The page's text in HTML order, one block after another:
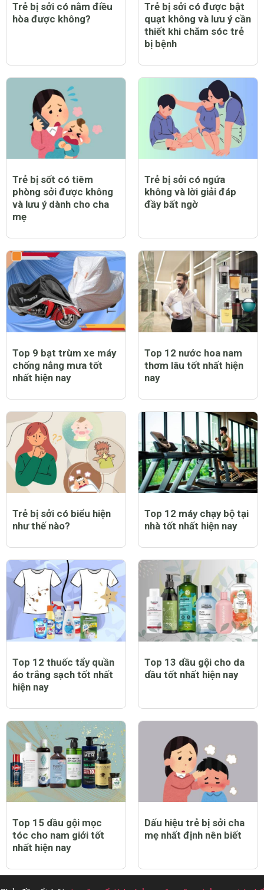
Trẻ bị sởi có nằm điều
hòa được không?
Trẻ bị sởi có được bật
quạt không và lưu ý cần
thiết khi chăm sóc trẻ
bị bệnh
Trẻ bị sốt có tiêm
phòng sởi được không
và lưu ý dành cho cha
mẹ
Trẻ bị sởi có ngứa
không và lời giải đáp
đầy bất ngờ
Top 9 bạt trùm xe máy
chống nắng mưa tốt
nhất hiện nay
Top 12 nước hoa nam
thơm lâu tốt nhất hiện
nay
Trẻ bị sởi có biểu hiện
như thế nào?
Top 12 máy chạy bộ tại
nhà tốt nhất hiện nay
Top 12 thuốc tẩy quần
áo trắng sạch tốt nhất
hiện nay
Top 13 dầu gội cho da
dầu tốt nhất hiện nay
Top 15 dầu gội mọc
tóc cho nam giới tốt
nhất hiện nay
Dấu hiệu trẻ bị sởi cha
mẹ nhất định nên biết